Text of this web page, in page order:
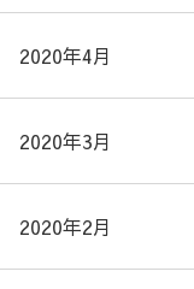
2020年4月
2020年3月
2020年2月